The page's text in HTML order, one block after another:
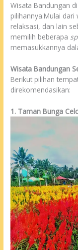
Wisata Bandungan
pilihannya.Mulai
relaksasi, dan lain
memilih beberapa
memasukkannya
Wisata Bandungan
Berikut pilihan
direkomendasikan:
1. Taman Bunga